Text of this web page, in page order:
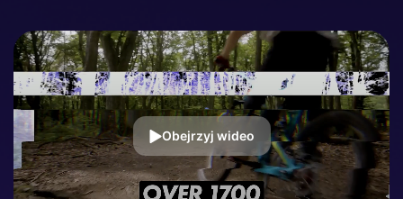
Obejrzyj wideo